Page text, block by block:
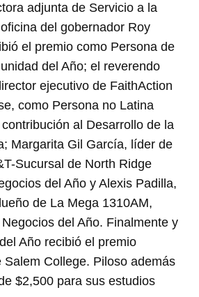
adjunta de Servicio a la
del gobernador Roy
el premio como Persona de
del Año; el reverendo
ejecutivo de FaithAction
como Persona no Latina
al Desarrollo de la
Margarita Gil García, líder de
Sucursal de North Ridge
del Año y Alexis Padilla,
de La Mega 1310AM,
del Año. Finalmente y
Año recibió el premio
Salem College. Piloso además
$2,500 para sus estudios